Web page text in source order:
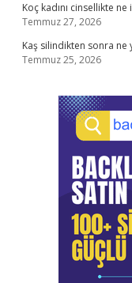
Koç kadını cinsellikte ne
Temmuz 27, 2026
Kaş silindikten sonra ne
Temmuz 25, 2026